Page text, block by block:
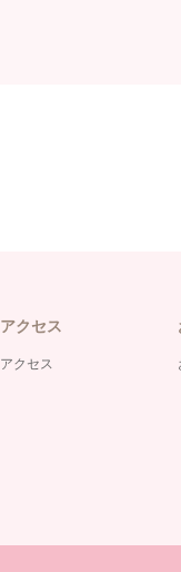
アクセス
アクセス